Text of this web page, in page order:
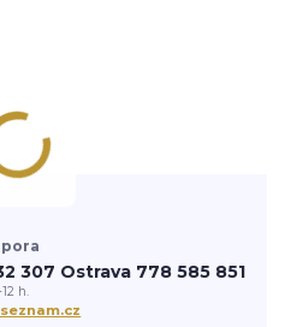
307 Ostrava 778 585 851
h.